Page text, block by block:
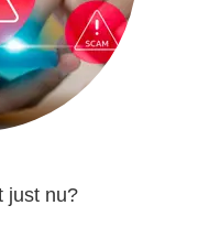
just nu?